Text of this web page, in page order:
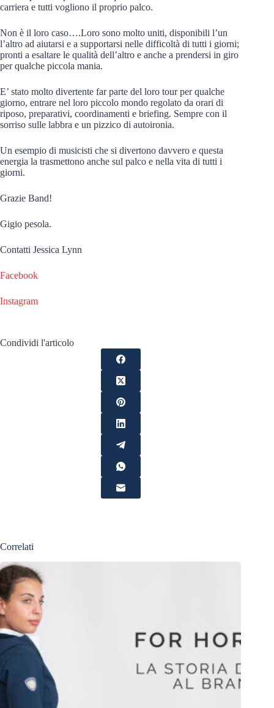
carriera e tutti vogliono il proprio palco.
Non è il loro caso….Loro sono molto uniti, disponibili l’un
l’altro ad aiutarsi e a supportarsi nelle difficoltà di tutti i giorni;
pronti a esaltare le qualità dell’altro e anche a prendersi in giro
per qualche piccola mania.
E’ stato molto divertente far parte del loro tour per qualche
giorno, entrare nel loro piccolo mondo regolato da orari di
riposo, preparativi, coordinamenti e briefing. Sempre con il
sorriso sulle labbra e un pizzico di autoironia.
Un esempio di musicisti che si divertono davvero e questa
energia la trasmettono anche sul palco e nella vita di tutti i
giorni.
Grazie Band!
Gigio pesola.
Contatti Jessica Lynn
Facebook
Instagram
Condividi l'articolo
Correlati